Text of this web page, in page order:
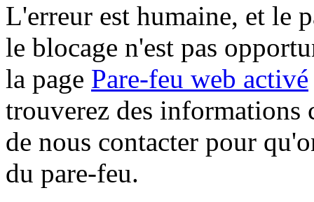
L'erreur est humaine, et le
le blocage n'est pas
la page Pare-feu web activé
trouverez des informations
de nous contacter pour
du pare-feu.